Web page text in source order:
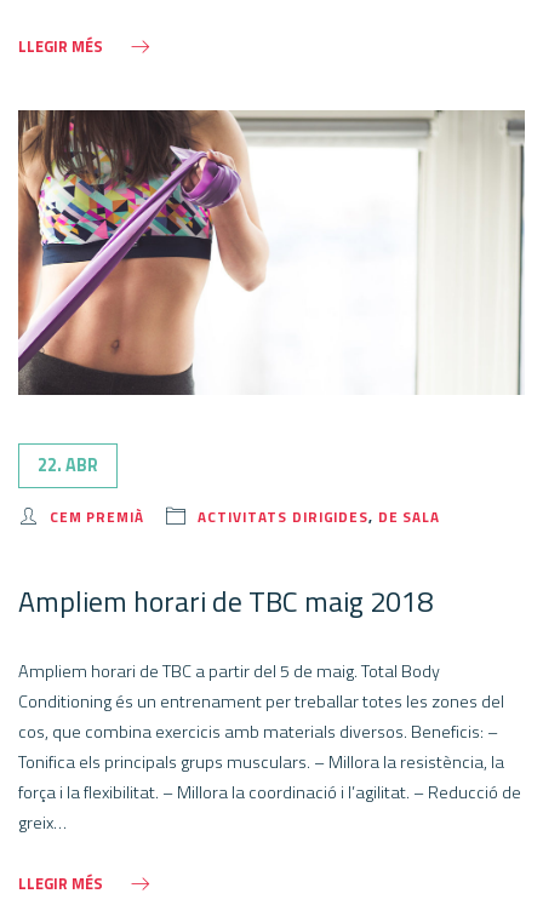
LLEGIR MÉS
22. ABR
CEM PREMIÀ ACTIVITATS DIRIGIDES, DE SALA
Ampliem horari de TBC maig 2018
Ampliem horari de TBC a partir del 5 de maig. Total Body
Conditioning és un entrenament per treballar totes les zones del
cos, que combina exercicis amb materials diversos. Beneficis: –
Tonifica els principals grups musculars. – Millora la resistència, la
força i la flexibilitat. – Millora la coordinació i l’agilitat. – Reducció de
greix…
LLEGIR MÉS